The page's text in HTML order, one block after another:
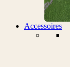
Accessoires